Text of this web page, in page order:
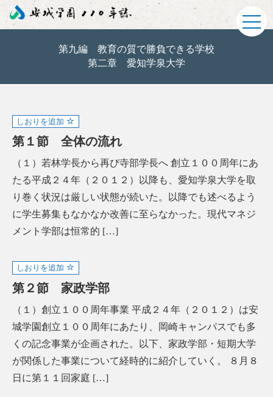
第九編 教育の質で勝負できる学校
第二章 愛知学泉大学
しおりを追加
第１節 全体の流れ
（１）若林学長から再び寺部学長へ 創立１００周年にあ
たる平成２４年（２０１２）以降も、愛知学泉大学を取
り巻く状況は厳しい状態が続いた。以降でも述べるよう
に学生募集もなかなか改善に至らなかった。現代マネジ
メント学部は恒常的 […]
しおりを追加
第２節 家政学部
（１）創立１００周年事業 平成２４年（２０１２）は安
城学園創立１００周年にあたり、岡崎キャンパスでも多
くの記念事業が企画された。以下、家政学部・短期大学
が関係した事業について経時的に紹介していく。 ８月８
日に第１１回家庭 […]